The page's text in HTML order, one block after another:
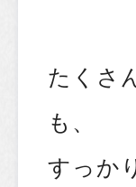
たくさ
も、
すっか